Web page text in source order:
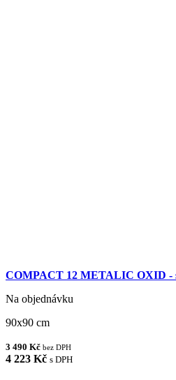
COMPACT 12 METALIC OXID -
Na objednávku
90x90 cm
3 490 Kč bez DPH
4 223 Kč s DPH